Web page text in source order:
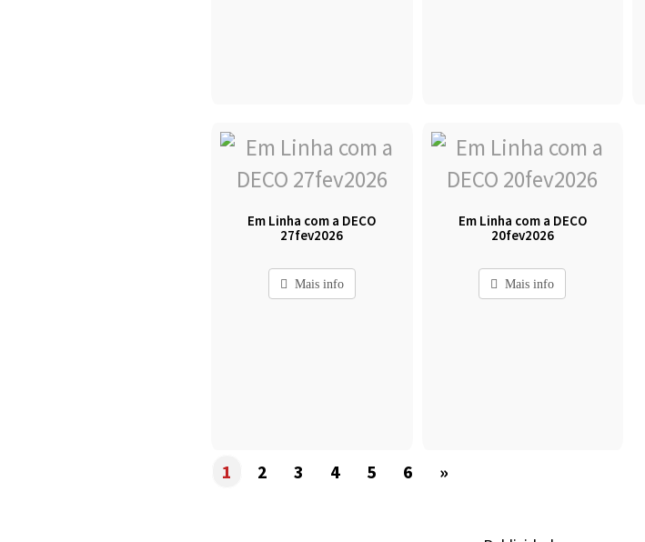
Em Linha com a DECO
27fev2026
Mais info
Em Linha com a DECO
20fev2026
Mais info
1 2 3 4 5 6 »